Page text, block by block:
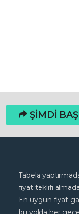
ŞIMDI
Tabela
fiyat teklifi
En uygun fiyat
bu yolda her